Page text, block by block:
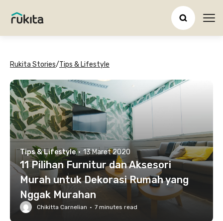
Rukita Stories/Tips & Lifestyle
Tips & Lifestyle · 13 Maret 2020
11 Pilihan Furnitur dan Aksesori
Murah untuk Dekorasi Rumah yang
Nggak Murahan
Chikitta Carnelian · 7 minutes read